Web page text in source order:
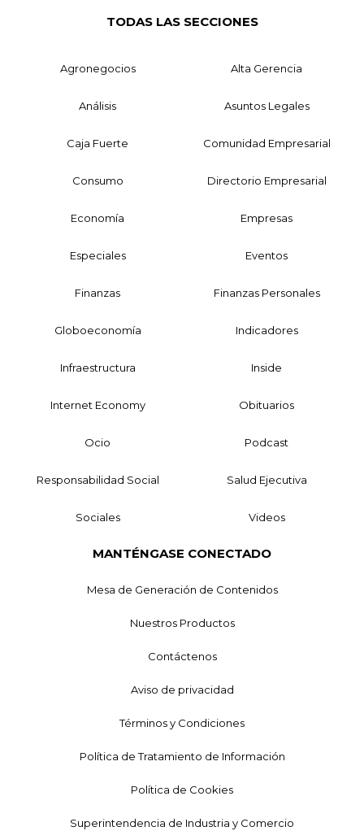
TODAS LAS SECCIONES
Agronegocios Alta Gerencia
Análisis Asuntos Legales
Caja Fuerte Comunidad Empresarial
Consumo Directorio Empresarial
Economía Empresas
Especiales Eventos
Finanzas Finanzas Personales
Globoeconomía Indicadores
Infraestructura Inside
Internet Economy Obituarios
Ocio Podcast
Responsabilidad Social Salud Ejecutiva
Sociales Videos
MANTÉNGASE CONECTADO
Mesa de Generación de Contenidos
Nuestros Productos
Contáctenos
Aviso de privacidad
Términos y Condiciones
Política de Tratamiento de Información
Política de Cookies
Superintendencia de Industria y Comercio